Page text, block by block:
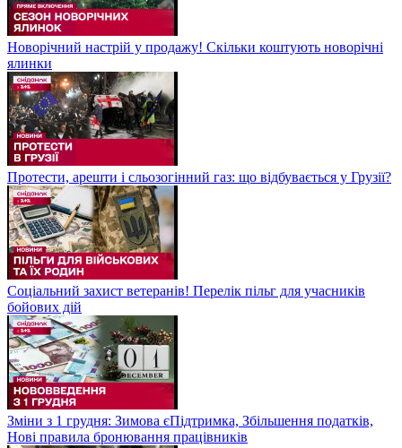
Новорічний настрій у продажу! Скільки коштують новорічні
ялинки
Протести, арешти і сльозогінний газ: що відбувається у Грузії?
Соціальний захист ветеранів! Перелік пільг для учасників
бойових дій
Зміни з 1 грудня: Зимова єПідтримка, Збільшення податків,
Нові правила бронювання працівників